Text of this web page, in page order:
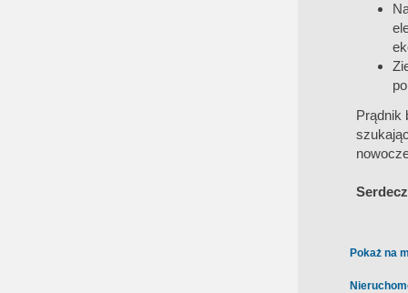
Prądnik
Pokaż na